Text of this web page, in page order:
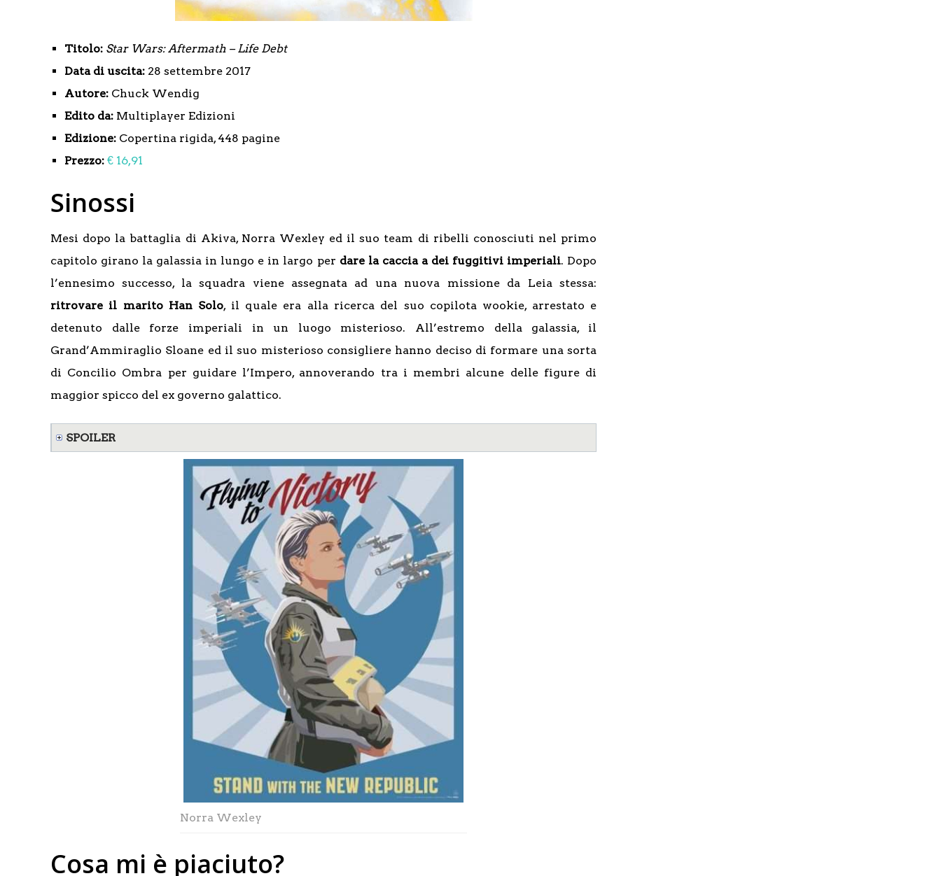
Titolo: Star Wars: Aftermath – Life Debt
Data di uscita: 28 settembre 2017
Autore: Chuck Wendig
Edito da: Multiplayer Edizioni
Edizione: Copertina rigida, 448 pagine
Prezzo: € 16,91
Sinossi
Mesi dopo la battaglia di Akiva, Norra Wexley ed il suo team di ribelli conosciuti nel primo
capitolo girano la galassia in lungo e in largo per dare la caccia a dei fuggitivi imperiali. Dopo
l’ennesimo successo, la squadra viene assegnata ad una nuova missione da Leia stessa:
ritrovare il marito Han Solo, il quale era alla ricerca del suo copilota wookie, arrestato e
detenuto dalle forze imperiali in un luogo misterioso. All’estremo della galassia, il
Grand’Ammiraglio Sloane ed il suo misterioso consigliere hanno deciso di formare una sorta
di Concilio Ombra per guidare l’Impero, annoverando tra i membri alcune delle figure di
maggior spicco del ex governo galattico.
SPOILER
Norra Wexley
Cosa mi è piaciuto?